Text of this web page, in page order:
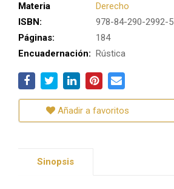
Materia
Derecho
ISBN:
978-84-290-2992-5
Páginas:
184
Encuadernación: Rústica
Añadir a favoritos
Sinopsis